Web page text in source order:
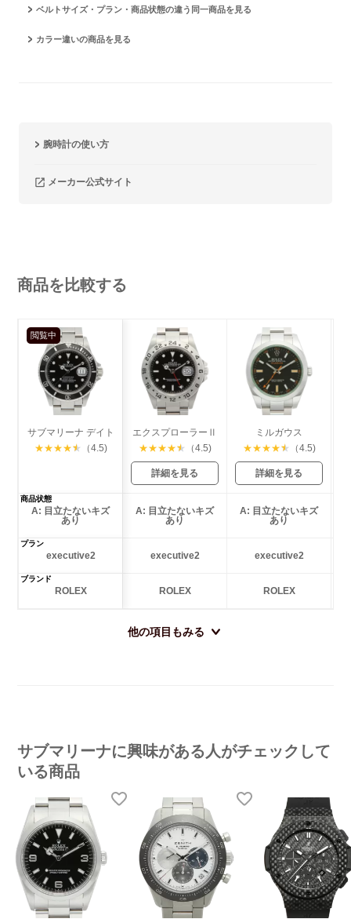
ベルトサイズ・プラン・商品状態の違う同一商品を見る
カラー違いの商品を見る
腕時計の使い方
メーカー公式サイト
商品を比較する
閲覧中
サブマリーナ デイト
★★★★★ （4.5)
エクスプローラーⅡ
★★★★★ （4.5)
詳細を見る
ミルガウス
★★★★★ （4.5)
詳細を見る
商品状態
A: 目立たないキズ
あり
A: 目立たないキズ
あり
A: 目立たないキズ
あり
プラン
executive2 executive2 executive2
ブランド
ROLEX ROLEX ROLEX
他の項目もみる
サブマリーナに興味がある人がチェックして
いる商品